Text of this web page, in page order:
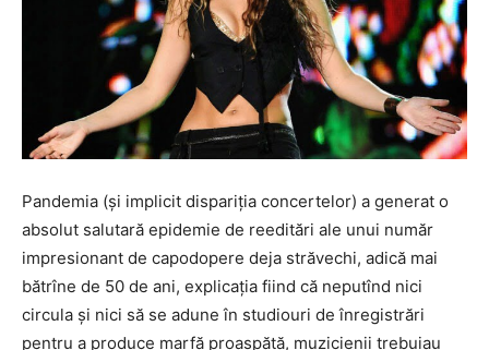
Pandemia (și implicit dispariția concertelor) a generat o
absolut salutară epidemie de reeditări ale unui număr
impresionant de capodopere deja străvechi, adică mai
bătrîne de 50 de ani, explicația fiind că neputînd nici
circula și nici să se adune în studiouri de înregistrări
pentru a produce marfă proaspătă, muzicienii trebuiau